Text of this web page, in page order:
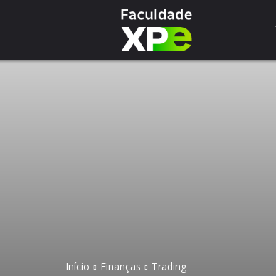
Início Finanças Trading